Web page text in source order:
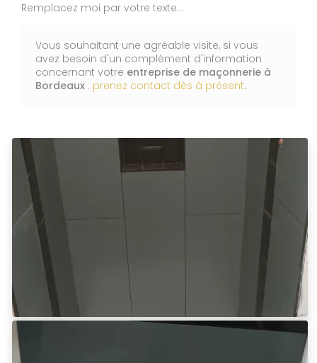
Remplacez moi par votre texte...
Vous souhaitant une agréable visite, si vous
avez besoin d'un complément d'information
concernant votre entreprise de maçonnerie à
Bordeaux : prenez contact dès à présent.